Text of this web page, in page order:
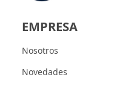
EMPRESA
Nosotros
Novedades